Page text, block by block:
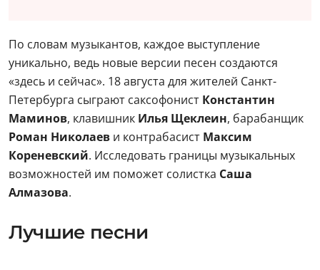
По словам музыкантов, каждое выступление
уникально, ведь новые версии песен создаются
«здесь и сейчас». 18 августа для жителей Санкт-
Петербурга сыграют саксофонист Константин
Маминов, клавишник Илья Щеклеин, барабанщик
Роман Николаев и контрабасист Максим
Кореневский. Исследовать границы музыкальных
возможностей им поможет солистка Саша
Алмазова.
Лучшие песни